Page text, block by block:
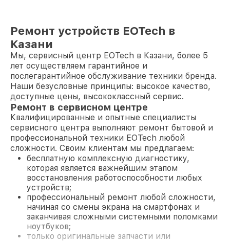
Ремонт устройств EOTech в
Казани
Мы, сервисный центр EOTech в Казани, более 5
лет осуществляем гарантийное и
послегарантийное обслуживание техники бренда.
Наши безусловные принципы: высокое качество,
доступные цены, высококлассный сервис.
Ремонт в сервисном центре
Квалифицированные и опытные специалисты
сервисного центра выполняют ремонт бытовой и
профессиональной техники EOTech любой
сложности. Своим клиентам мы предлагаем:
бесплатную комплексную диагностику,
которая является важнейшим этапом
восстановления работоспособности любых
устройств;
профессиональный ремонт любой сложности,
начиная со смены экрана на смартфонах и
заканчивая сложными системными поломками
ноутбуков;
только оригинальные запчасти или